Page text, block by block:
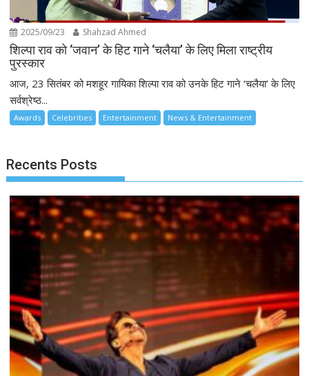
2025/09/23 Shahzad Ahmed
शिल्पा राव को ‘जवान’ के हिट गाने ‘चलैया’ के लिए मिला राष्ट्रीय
पुरस्कार
आज, 23 सितंबर को मशहूर गायिका शिल्पा राव को उनके हिट गाने ‘चलैया’ के लिए
सर्वश्रेष्ठ...
Awards Celebrities Entertainment News & Entertainment
Recents Posts